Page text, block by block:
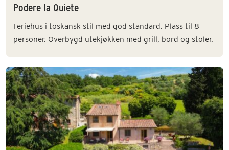
Podere la Quiete
Feriehus i toskansk stil med god standard. Plass til 8
personer. Overbygd utekjøkken med grill, bord og stoler.